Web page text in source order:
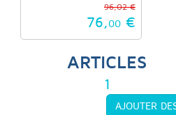
96,02 €
76, 00 €
ARTICLES
1